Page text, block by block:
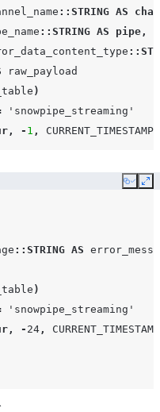
::STRING AS
::STRING AS pipe ,
raw_payload
)
'snowpipe_streaming'
, - 1 , CURRENT_TIMESTAMP
Copy
::STRING AS
)
'snowpipe_streaming'
, - 24 ,
CURRENT_TIMESTAMP